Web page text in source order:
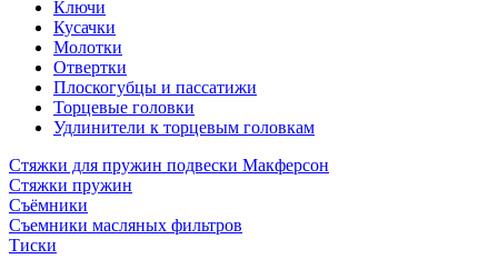
Ключи
Кусачки
Молотки
Отвертки
Плоскогубцы и пассатижи
Торцевые головки
Удлинители к торцевым головкам
Стяжки для пружин подвески Макферсон
Стяжки пружин
Съёмники
Съемники масляных фильтров
Тиски